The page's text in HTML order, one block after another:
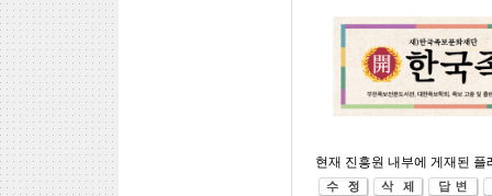
현재 진흥원 내부에 게재된 플